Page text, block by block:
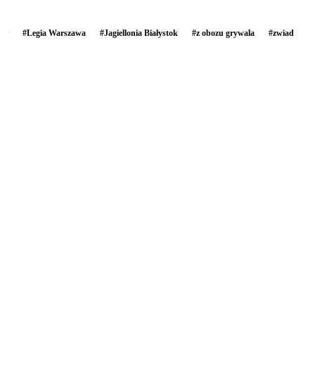
#Legia Warszawa #Jagiellonia Białystok #z obozu grywala #zwiad